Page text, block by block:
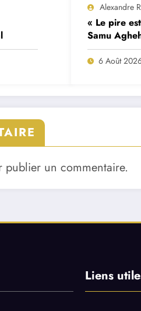
Alexandre
« Le pire
Samu
Porto ?
6 Août
publier un commentaire.
Liens